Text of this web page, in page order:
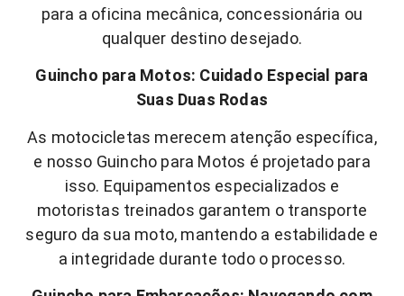
para a oficina mecânica, concessionária ou
qualquer destino desejado.
Guincho para Motos: Cuidado Especial para
Suas Duas Rodas
As motocicletas merecem atenção específica,
e nosso Guincho para Motos é projetado para
isso. Equipamentos especializados e
motoristas treinados garantem o transporte
seguro da sua moto, mantendo a estabilidade e
a integridade durante todo o processo.